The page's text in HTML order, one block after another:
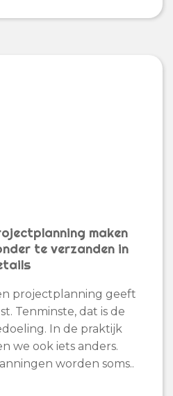
maken
te verzanden in
projectplanning geeft
Tenminste, dat is de
In de praktijk
we ook iets anders.
worden soms..